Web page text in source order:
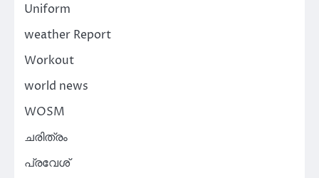
Uniform
weather Report
Workout
world news
WOSM
ചരിത്രം
പ്രവേശ്